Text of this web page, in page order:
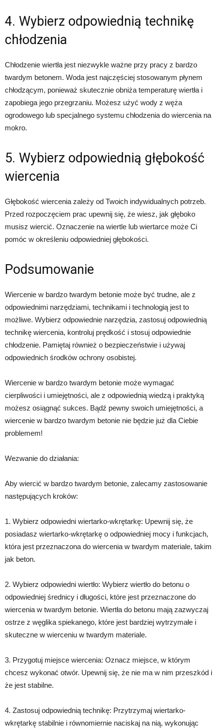
4. Wybierz odpowiednią technikę
chłodzenia
Chłodzenie wiertła jest niezwykle ważne przy pracy z bardzo
twardym betonem. Woda jest najczęściej stosowanym płynem
chłodzącym, ponieważ skutecznie obniża temperaturę wiertła i
zapobiega jego przegrzaniu. Możesz użyć wody z węża
ogrodowego lub specjalnego systemu chłodzenia do wiercenia na
mokro.
5. Wybierz odpowiednią głębokość
wiercenia
Głębokość wiercenia zależy od Twoich indywidualnych potrzeb.
Przed rozpoczęciem prac upewnij się, że wiesz, jak głęboko
musisz wiercić. Oznaczenie na wiertle lub wiertarce może Ci
pomóc w określeniu odpowiedniej głębokości.
Podsumowanie
Wiercenie w bardzo twardym betonie może być trudne, ale z
odpowiednimi narzędziami, technikami i technologią jest to
możliwe. Wybierz odpowiednie narzędzia, zastosuj odpowiednią
technikę wiercenia, kontroluj prędkość i stosuj odpowiednie
chłodzenie. Pamiętaj również o bezpieczeństwie i używaj
odpowiednich środków ochrony osobistej.
Wiercenie w bardzo twardym betonie może wymagać
cierpliwości i umiejętności, ale z odpowiednią wiedzą i praktyką
możesz osiągnąć sukces. Bądź pewny swoich umiejętności, a
wiercenie w bardzo twardym betonie nie będzie już dla Ciebie
problemem!
Wezwanie do działania:
Aby wiercić w bardzo twardym betonie, zalecamy zastosowanie
następujących kroków:
1. Wybierz odpowiedni wiertarko-wkrętarkę: Upewnij się, że
posiadasz wiertarko-wkrętarkę o odpowiedniej mocy i funkcjach,
która jest przeznaczona do wiercenia w twardym materiale, takim
jak beton.
2. Wybierz odpowiedni wiertło: Wybierz wiertło do betonu o
odpowiedniej średnicy i długości, które jest przeznaczone do
wiercenia w twardym betonie. Wiertła do betonu mają zazwyczaj
ostrze z węglika spiekanego, które jest bardziej wytrzymałe i
skuteczne w wierceniu w twardym materiale.
3. Przygotuj miejsce wiercenia: Oznacz miejsce, w którym
chcesz wykonać otwór. Upewnij się, że nie ma w nim przeszkód i
że jest stabilne.
4. Zastosuj odpowiednią technikę: Przytrzymaj wiertarko-
wkrętarkę stabilnie i równomiernie naciskaj na nią, wykonując